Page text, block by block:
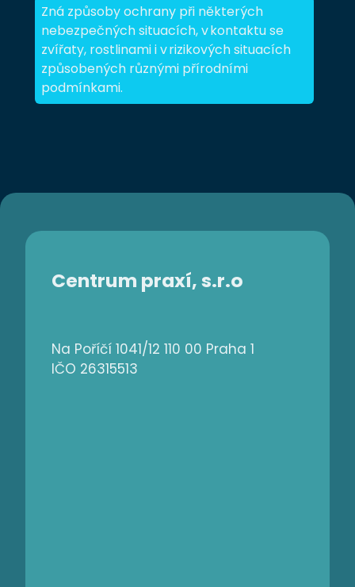
Zná způsoby ochrany při některých
nebezpečných situacích, v kontaktu se
zvířaty, rostlinami i v rizikových situacích
způsobených různými přírodními
podmínkami.
Centrum praxí, s.r.o
Na Poříčí 1041/12 110 00 Praha 1
IČO 26315513